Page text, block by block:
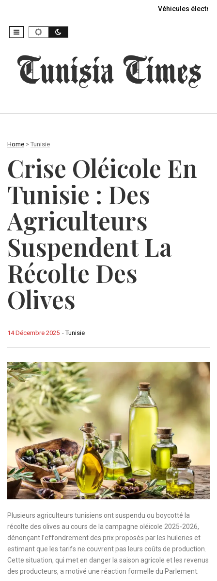
Véhicules
Home > Tunisie
Crise Oléicole En
Tunisie : Des
Agriculteurs
Suspendent La
Récolte Des
Olives
-Tunisie
14 Décembre 2025
Plusieurs agriculteurs tunisiens ont suspendu ou boycotté la
récolte des olives au cours de la campagne oléicole 2025-2026,
dénonçant l’effondrement des prix proposés par les huileries et
estimant que les tarifs ne couvrent pas leurs coûts de production.
Cette situation, qui met en danger la saison agricole et les revenus
des producteurs, a motivé une réaction formelle du Parlement.